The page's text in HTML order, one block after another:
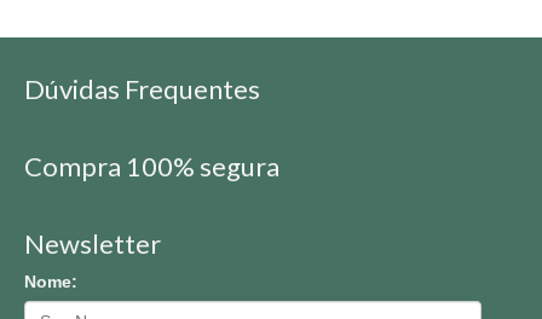
Dúvidas Frequentes
Compra 100% segura
Newsletter
Nome: